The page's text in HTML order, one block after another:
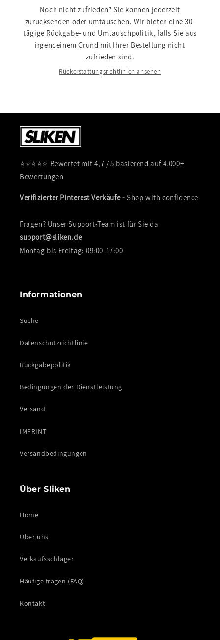
Noch nicht zufrieden? Sie können jederzeit
zurücksenden oder umtauschen. Wir bieten eine 30-
tägige Rückgabe- und Umtauschpolitik, falls Sie aus
irgendeinem Grund mit Ihrer Bestellung nicht
zufrieden sind.
Rückerstattungsrichtlinien ansehen
⭐⭐⭐⭐⭐ Bewertet mit 4,7 / 5 basierend auf 4.000+
Bewertungen
Verifizierter Pinterest Verkäufe - Shop with confidence
Fragen? Unser Support-Team ist für Sie da
support@sliken.de
Montag bis Freitag: 09:00-17:00
Informationen
Suche
Datenschutzrichtlinie
Rückgabepolitik
Bedingungen der Dienstleistung
Versand
IMPRINT
Versandbedingungen
Über Sliken
Home
Über uns
Verkaufsschlager
Häufige fragen (FAQ)
Kontakt